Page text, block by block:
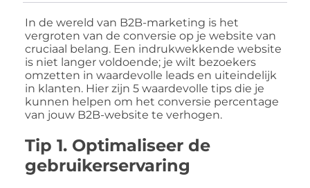
In de wereld van B2B-marketing is het
vergroten van de conversie op je website van
cruciaal belang. Een indrukwekkende website
is niet langer voldoende; je wilt bezoekers
omzetten in waardevolle leads en uiteindelijk
in klanten. Hier zijn 5 waardevolle tips die je
kunnen helpen om het conversie percentage
van jouw B2B-website te verhogen.
Tip 1. Optimaliseer de
gebruikerservaring